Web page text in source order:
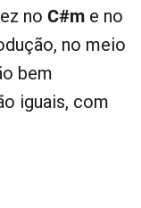
no C#m e no
no meio
bem
iguais, com